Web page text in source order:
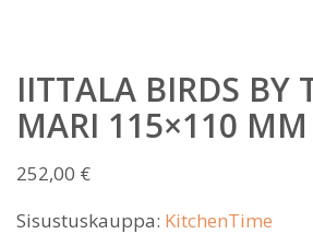
IITTALA BIRDS BY
MARI 115×110 MM
252,00 €
Sisustuskauppa: KitchenTime